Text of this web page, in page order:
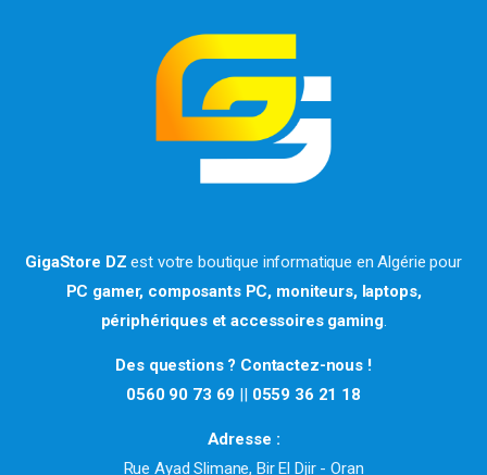
GigaStore DZ est votre boutique informatique en Algérie pour
PC gamer, composants PC, moniteurs, laptops,
périphériques et accessoires gaming.
Des questions ? Contactez-nous !
0560 90 73 69 || 0559 36 21 18
Adresse :
Rue Ayad Slimane, Bir El Djir - Oran